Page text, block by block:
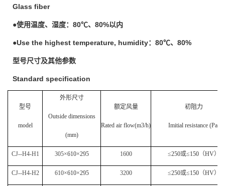
Glass fiber
●使用温度、湿度： 80℃、 80%以内
●Use the highest temperature, humidity： 80℃、 80%
型号尺寸及其他参数
Standard specification
型号
model
外形尺寸
Outside dimensions
(mm)
额定风量
Rated air flow(m3/h)
初阻力
Imitial resistance (Pa)
CJ--H4-H1 305×610×295 1600 ≤250或≤150 （HV）
CJ--H4-H2 610×610×295 3200 ≤250或≤150 （HV）